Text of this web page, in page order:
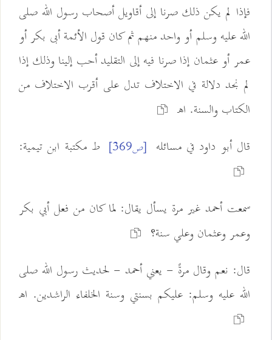
فإذا لم يكن ذلك صرنا إلى أقاويل أصحاب رسول الله صلى
الله عليه وسلم أو واحد منهم ثم كان قول الأئمة أبى بكر أو
عمر أو عثمان إذا صرنا فيه إلى التقليد أحب إلينا وذلك إذا
لم نجد دلالة في الاختلاف تدل على أقرب الاختلاف من
الكتاب والسنة. اهـ
قال أبو داود في مسائله [ص369] ط مكتبة ابن تيمية:
سمعت أحمد غير مرة يسأل يقال: لما كان من فعل أبي بكر
وعمر وعثمان وعلي سنة؟
قال: نعم وقال مرةً - يعني أحمد - لحديث رسول الله صلى
الله عليه وسلم: عليكم بسنتي وسنة الخلفاء الراشدين. اهـ